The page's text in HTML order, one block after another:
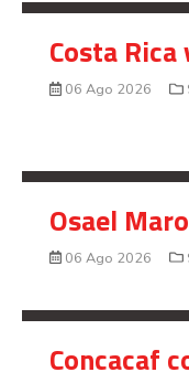
Costa
06 Ago 2026
Osael
06 Ago 2026
Concacaf